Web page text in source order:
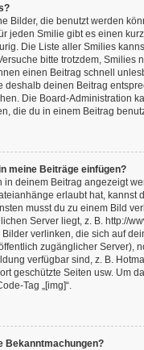
Bilder, die benutzt werden
jeden Smilie gibt es einen
Die Liste aller Smilies
bitte trotzdem, Smilies
einen Beitrag schnell
deshalb deinen Beitrag
Die Board-Administration
die du in einem Beitrag
meine Beiträge einfügen?
in deinem Beitrag angezeigt
erlaubt hat, kannst
musst du zu einem Bild
Server liegt, z. B. http://
Bilder verlinken, die sich auf
zugänglicher Server),
verfügbar sind, z. B.
geschützte Seiten usw. Um
Tag „[img]“.
Bekanntmachungen?